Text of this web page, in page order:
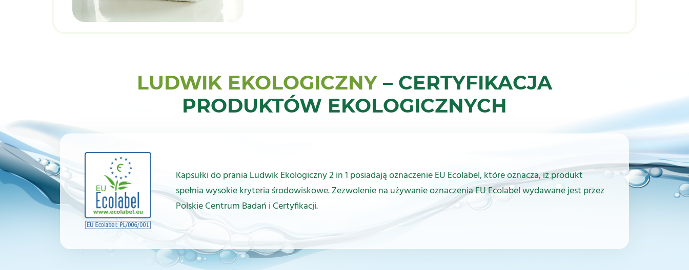
LUDWIK EKOLOGICZNY – CERTYFIKACJA
PRODUKTÓW EKOLOGICZNYCH
Kapsułki do prania Ludwik Ekologiczny 2 in 1 posiadają oznaczenie EU Ecolabel, które oznacza, iż produkt
spełnia wysokie kryteria środowiskowe. Zezwolenie na używanie oznaczenia EU Ecolabel wydawane jest przez
Polskie Centrum Badań i Certyfikacji.